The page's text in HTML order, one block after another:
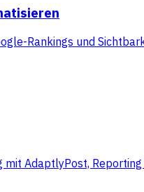
Rankings und
AdaptlyPost,